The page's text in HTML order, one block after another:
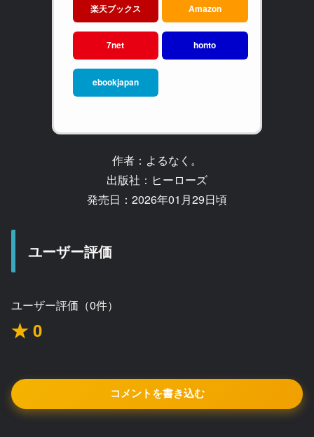
楽天ブックス Amazon
7net honto
ebookjapan
作者：よるなく。
出版社：ヒーローズ
発売日：2026年01月29日頃
ユーザー評価
ユーザー評価（0件）
★ 0
コメントを書き込む